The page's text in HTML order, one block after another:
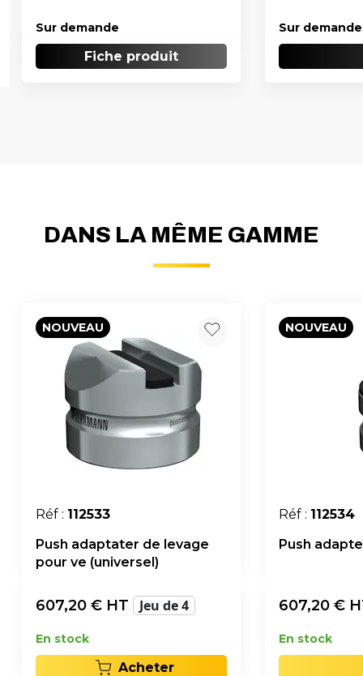
Sur demande
Fiche produit
Sur demande
DANS LA MÊME GAMME
NOUVEAU
Réf : 112533
Push adaptater de levage
pour ve (universel)
607,20 € HT Jeu de 4
En stock
Acheter
NOUVEAU
Réf : 112534
Push
607,20 €
En stock